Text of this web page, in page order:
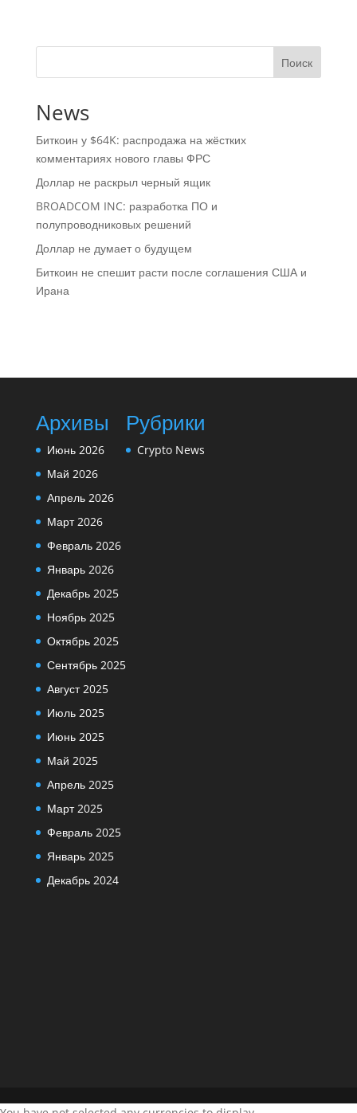
Поиск
News
Биткоин у $64K: распродажа на жёстких
комментариях нового главы ФРС
Доллар не раскрыл черный ящик
BROADCOM INC: разработка ПО и
полупроводниковых решений
Доллар не думает о будущем
Биткоин не спешит расти после соглашения США и
Ирана
Архивы
Июнь 2026
Май 2026
Апрель 2026
Март 2026
Февраль 2026
Январь 2026
Декабрь 2025
Ноябрь 2025
Октябрь 2025
Сентябрь 2025
Август 2025
Июль 2025
Июнь 2025
Май 2025
Апрель 2025
Март 2025
Февраль 2025
Январь 2025
Декабрь 2024
Рубрики
Crypto News